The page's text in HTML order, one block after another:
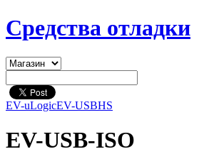
Средства отладки
EV-uLogicEV-USBHS
EV-USB-ISO